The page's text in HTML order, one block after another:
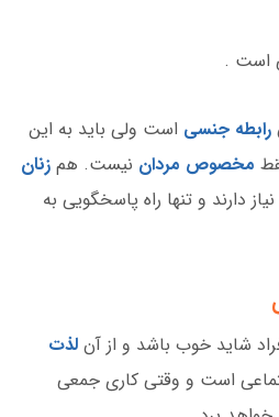
است .
رابطه جنسی است ولی باید به این
مخصوص مردان نیست. هم زنان
دارند و تنها راه پاسخگویی به
شاید خوب باشد و از آن لذت
است و وقتی کاری جمعی